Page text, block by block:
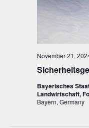
November 21,
Bayerisches
Landwirtschaft,
Bayern, Germany